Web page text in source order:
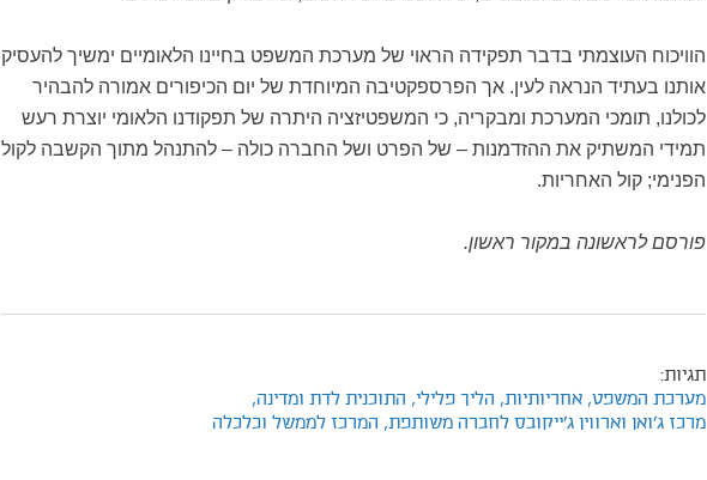
הוויכוח העוצמתי בדבר תפקידה הראוי של מערכת המשפט בחיינו הלאומיים ימשיך להעסיק
אותנו בעתיד הנראה לעין. אך הפרספקטיבה המיוחדת של יום הכיפורים אמורה להבהיר
לכולנו, תומכי המערכת ומבקריה, כי המשפטיזציה היתרה של תפקודנו הלאומי יוצרת רעש
תמידי המשתיק את ההזדמנות – של הפרט ושל החברה כולה – להתנהל מתוך הקשבה לקול
הפנימי; קול האחריות.
פורסם לראשונה במקור ראשון.
תגיות:
מערכת המשפט, אחריותיות, הליך פלילי, התוכנית לדת ומדינה,
מרכז ג'ואן וארווין ג'ייקובס לחברה משותפת, המרכז לממשל וכלכלה